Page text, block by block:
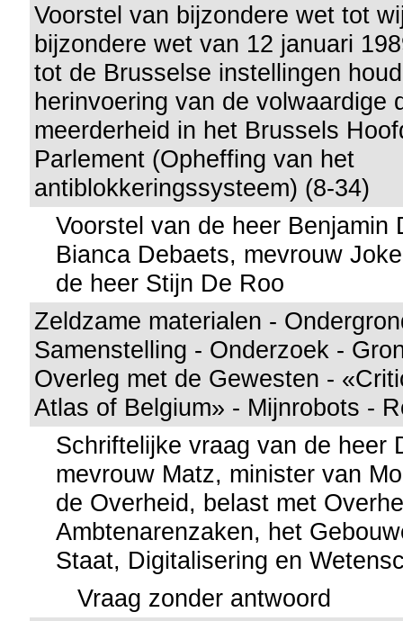
Voorstel van bijzondere wet tot
bijzondere wet van 12 januari
tot de Brusselse instellingen
herinvoering van de volwaardige
meerderheid in het Brussels
Parlement (Opheffing van het
antiblokkeringssysteem) (8-34)
Voorstel van de heer Benjamin
Bianca Debaets, mevrouw
de heer Stijn De Roo
Zeldzame materialen -
Samenstelling - Onderzoek -
Overleg met de Gewesten -
Atlas of Belgium» - Mijnrobots -
Schriftelijke vraag van de heer
mevrouw Matz, minister van
de Overheid, belast met
Ambtenarenzaken, het
Staat, Digitalisering en
Vraag zonder antwoord